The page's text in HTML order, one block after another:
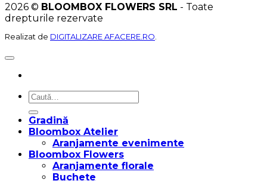
2026 © BLOOMBOX FLOWERS SRL - Toate
drepturile rezervate
Realizat de DIGITALIZARE AFACERE.RO
Caută
după:
Gradină
Bloombox Atelier
Aranjamente evenimente
Bloombox Flowers
Aranjamente florale
Buchete